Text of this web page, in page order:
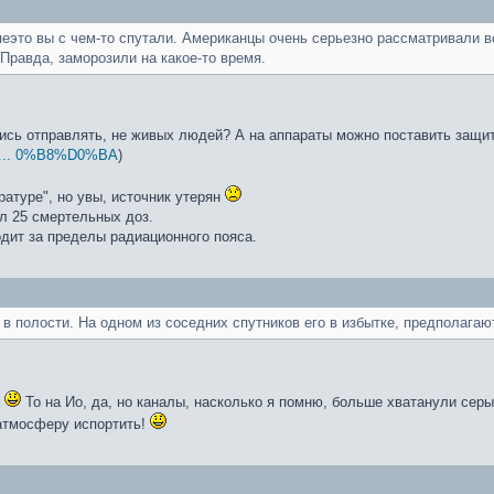
вы с чем-то спутали. Американцы очень серьезно рассматривали
заморозили на какое-то время.
отправлять, не живых людей? А на аппараты можно поставить
0%B8%D0%BA)
но увы, источник утерян
25 смертельных доз.
за пределы радиационного пояса.
полости. На одном из соседних спутников его в избытке,
То на Ио, да, но каналы, насколько я помню, больше хватанули
испортить!